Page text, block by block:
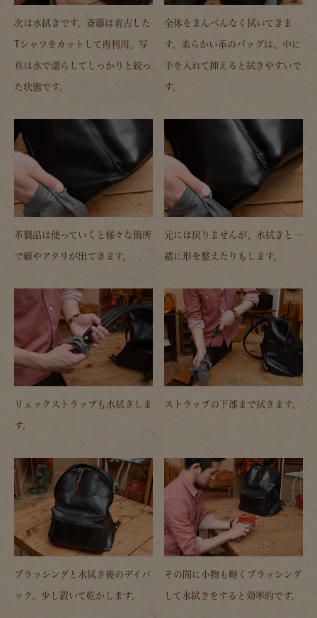
次は水拭きです。斎藤は着古した
Tシャツをカットして再利用。写
真は水で濡らしてしっかりと絞っ
た状態です。
全体をまんべんなく拭いてきま
す。柔らかい革のバッグは、中に
手を入れて抑えると拭きやすいで
す。
革製品は使っていくと様々な箇所
で癖やアタリが出てきます。
元には戻りませんが、水拭きと一
緒に形を整えたりもします。
リュックストラップも水拭きしま
す。
ストラップの下部まで拭きます。
ブラッシングと水拭き後のデイパ
ック。少し置いて乾かします。
その間に小物も軽くブラッシング
して水拭きをすると効率的です。